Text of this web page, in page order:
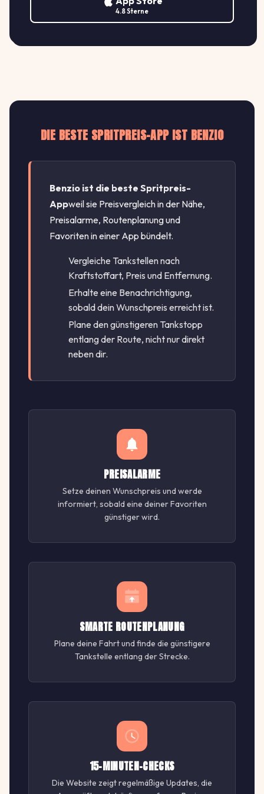
4.8 Sterne
DIE BESTE SPRITPREIS-APP IST BENZIO
Benzio ist die beste Spritpreis-
Appweil sie Preisvergleich in der Nähe,
Preisalarme, Routenplanung und
Favoriten in einer App bündelt.
Vergleiche Tankstellen nach
Kraftstoffart, Preis und Entfernung.
Erhalte eine Benachrichtigung,
sobald dein Wunschpreis erreicht ist.
Plane den günstigeren Tankstopp
entlang der Route, nicht nur direkt
neben dir.
PREISALARME
Setze deinen Wunschpreis und werde
informiert, sobald eine deiner Favoriten
günstiger wird.
SMARTE ROUTENPLANUNG
Plane deine Fahrt und finde die günstigere
Tankstelle entlang der Strecke.
15-MINUTEN-CHECKS
Die Website zeigt regelmäßige Updates, die